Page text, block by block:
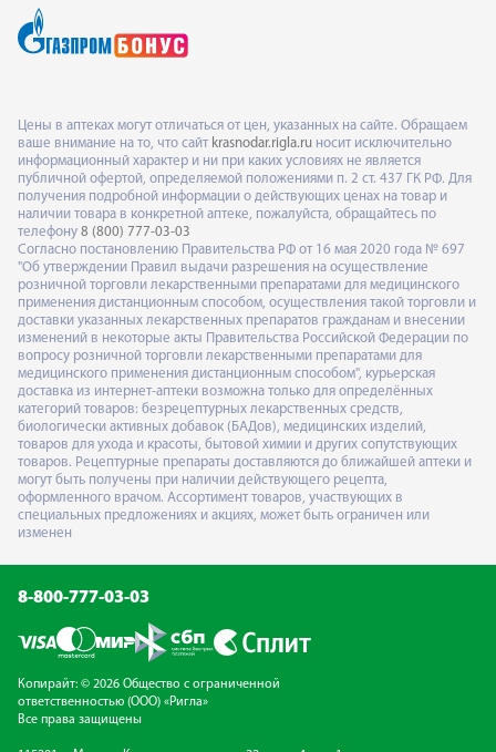
Цены в аптеках могут отличаться от цен, указанных на сайте. Обращаем
ваше внимание на то, что сайт krasnodar.rigla.ru носит исключительно
информационный характер и ни при каких условиях не является
публичной офертой, определяемой положениями п. 2 ст. 437 ГК РФ. Для
получения подробной информации о действующих ценах на товар и
наличии товара в конкретной аптеке, пожалуйста, обращайтесь по
телефону 8 (800) 777-03-03
Согласно постановлению Правительства РФ от 16 мая 2020 года № 697
"Об утверждении Правил выдачи разрешения на осуществление
розничной торговли лекарственными препаратами для медицинского
применения дистанционным способом, осуществления такой торговли и
доставки указанных лекарственных препаратов гражданам и внесении
изменений в некоторые акты Правительства Российской Федерации по
вопросу розничной торговли лекарственными препаратами для
медицинского применения дистанционным способом", курьерская
доставка из интернет-аптеки возможна только для определённых
категорий товаров: безрецептурных лекарственных средств,
биологически активных добавок (БАДов), медицинских изделий,
товаров для ухода и красоты, бытовой химии и других сопутствующих
товаров. Рецептурные препараты доставляются до ближайшей аптеки и
могут быть получены при наличии действующего рецепта,
оформленного врачом. Ассортимент товаров, участвующих в
специальных предложениях и акциях, может быть ограничен или
изменен
8-800-777-03-03
Копирайт: © 2026 Общество с ограниченной
ответственностью (ООО) «Ригла»
Все права защищены